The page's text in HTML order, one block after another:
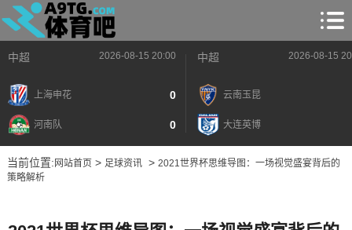
中超 2026-08-15 20:00
上海申花 0
河南队 0
中超 2026-08-15
云南玉昆
大连英博
当前位置: 网站首页> 足球资讯> 2021世界杯思维导图：一场视觉盛宴背后的
策略解析